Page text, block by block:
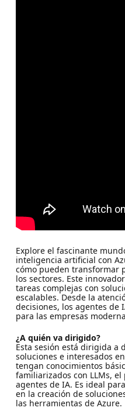
Explore el fascinante
inteligencia artificial con
cómo pueden transformar
los sectores. Este
tareas complejas con
escalables. Desde la
decisiones, los agentes de
para las empresas
¿A quién va dirigido?
Esta sesión está dirigida a
soluciones e interesados
tengan conocimientos
familiarizados con LLMs, el
agentes de IA. Es ideal
en la creación de
las herramientas de Azure.